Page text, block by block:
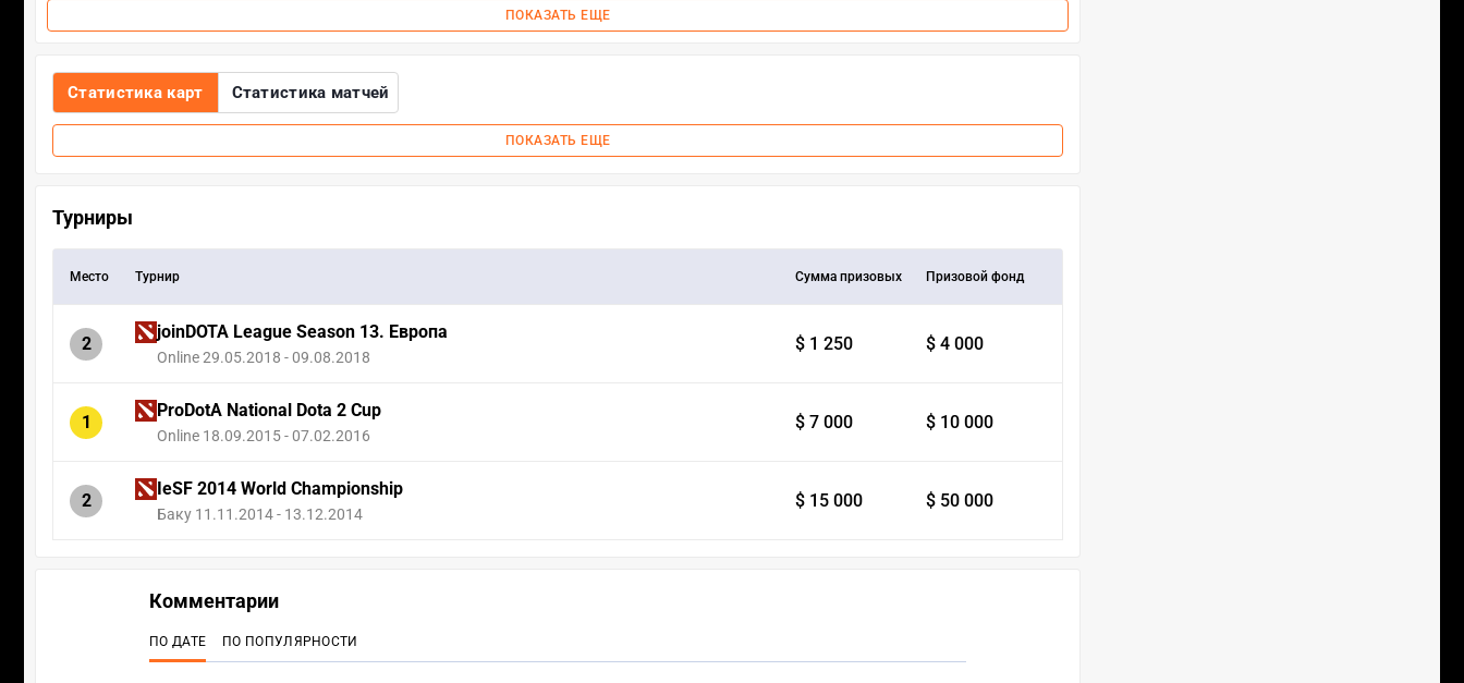
ПОКАЗАТЬ ЕЩЕ
Статистика карт Статистика матчей
ПОКАЗАТЬ ЕЩЕ
Турниры
Место Турнир Сумма призовых Призовой фонд
2
joinDOTA League Season 13. Европа
Online 29.05.2018 - 09.08.2018
$ 1 250 $ 4 000
1
ProDotA National Dota 2 Cup
Online 18.09.2015 - 07.02.2016
$ 7 000 $ 10 000
2
IeSF 2014 World Championship
Баку 11.11.2014 - 13.12.2014
$ 15 000 $ 50 000
Комментарии
ПО ДАТЕ ПО ПОПУЛЯРНОСТИ